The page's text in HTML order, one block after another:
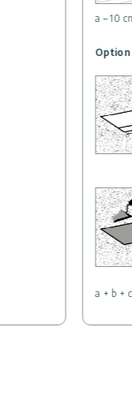
a – 10
Option
a + b +